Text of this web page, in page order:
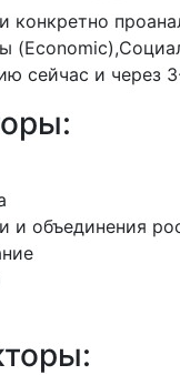
конкретно
сейчас и через
и объединения